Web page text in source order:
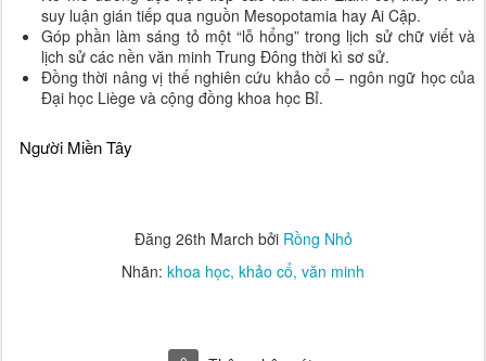
suy luận gián tiếp qua nguồn Mesopotamia hay Ai Cập.
Góp phần làm sáng tỏ một “lỗ hổng” trong lịch sử chữ viết và
lịch sử các nền văn minh Trung Đông thời kì sơ sử.
Đồng thời nâng vị thế nghiên cứu khảo cổ – ngôn ngữ học của
Đại học Liège và cộng đồng khoa học Bỉ.
Người Miền Tây
Đăng 26th March bởi Rồng Nhỏ
Nhãn: khoa học khảo cổ văn minh